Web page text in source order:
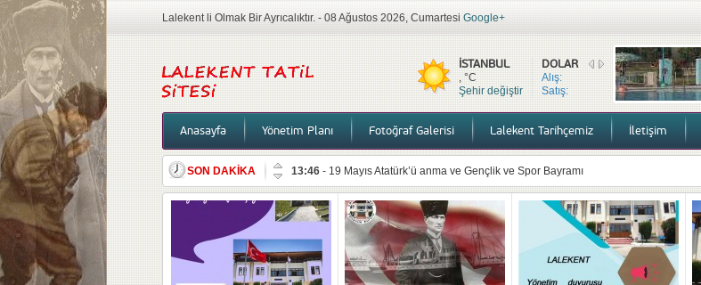
Lalekent li Olmak Bir Ayrıcalıktır. - 08 Ağustos 2026, Cumartesi Google+
DOLAR
Alış:
Satış:
İSTANBUL
, °C
Şehir değiştir
Anasayfa Yönetim Planı Fotoğraf Galerisi Lalekent Tarihçemiz İletişim
SON DAKİKA 13:46 - 19 Mayıs Atatürk’ü anma ve Gençlik ve Spor Bayramı
18:39-Yönetim,Bilgilendirme
15:08-Duyuru
12:17- 2026 Mutlu Yıllar
22:57- Bilgilendirme 27.11.2025